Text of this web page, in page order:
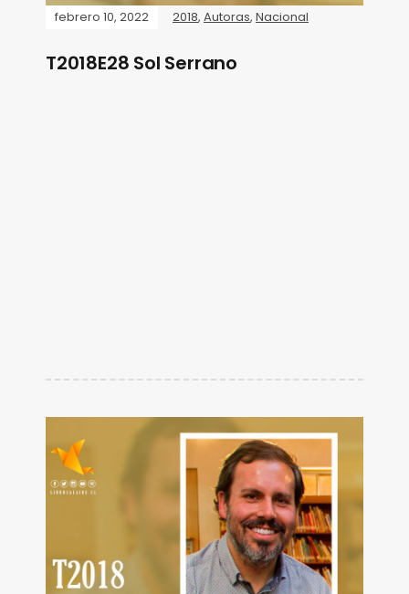
febrero 10, 2022 2018, Autoras, Nacional
T2018E28 Sol Serrano